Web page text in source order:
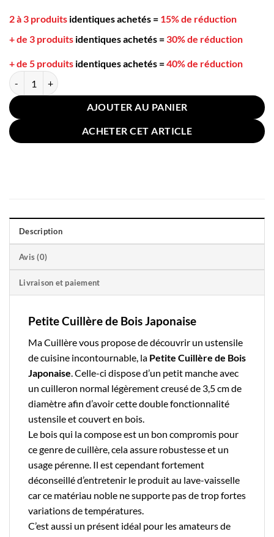
2 à 3 produits identiques achetés = 15% de réduction
+ de 3 produits identiques achetés = 30% de réduction
+ de 5 produits identiques achetés =40% de réduction
quantité de Petite Cuillère de Bois Japonaise
AJOUTER AU PANIER
ACHETER CET ARTICLE
Description
Avis (0)
Livraison et paiement
Petite Cuillère de Bois Japonaise
Ma Cuillèrevous propose de découvrir un ustensile
de cuisine incontournable, la Petite Cuillère de Bois
Japonaise . Celle-ci dispose d’un petit manche avec
un cuilleron normal légèrement creusé de 3,5 cm de
diamètre afin d’avoir cette double fonctionnalité
ustensile et couvert en bois.
Le boisqui la compose est un bon compromis pour
ce genre de cuillère, cela assure robustesse et un
usage pérenne. Il est cependant fortement
déconseillé d’entretenir le produit au lave-vaisselle
car ce matériau noble ne supporte pas de trop fortes
variations de températures.
C’est aussi un présent idéal pour les amateurs de